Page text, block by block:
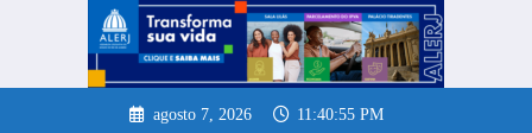
agosto 7, 2026 11:40:55 PM